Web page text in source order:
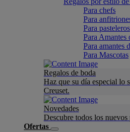
Para chefs
Para
Para pasteleros
Para Amantes
Para amantes
Para Mascotas
Regalos de boda
Haz que su día especial lo
Creuset.
Novedades
Descubre todos los
Ofertas